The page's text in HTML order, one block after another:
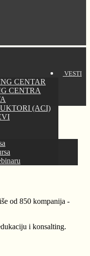
CENTAR
CENTRA
(ACI)
VESTI
od 850 kompanija -
i konsalting.